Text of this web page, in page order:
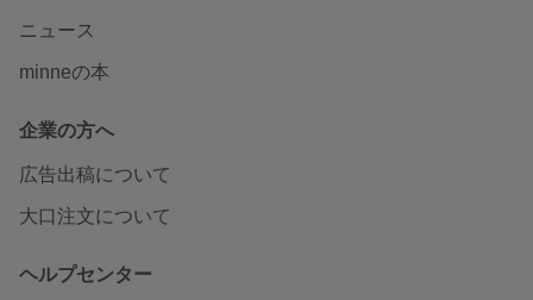
ニュース
minneの本
企業の方へ
広告出稿について
大口注文について
ヘルプセンター